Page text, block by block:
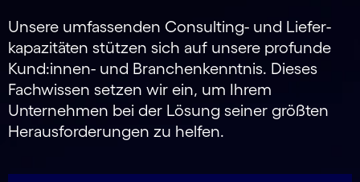
Unsere umfassenden Consulting- und Liefer­
kapazitäten stützen sich auf unsere profunde
Kund:innen- und Branchen­kenntnis. Dieses
Fach­wissen setzen wir ein, um Ihrem
Unternehmen bei der Lösung seiner größten
Heraus­forderungen zu helfen.